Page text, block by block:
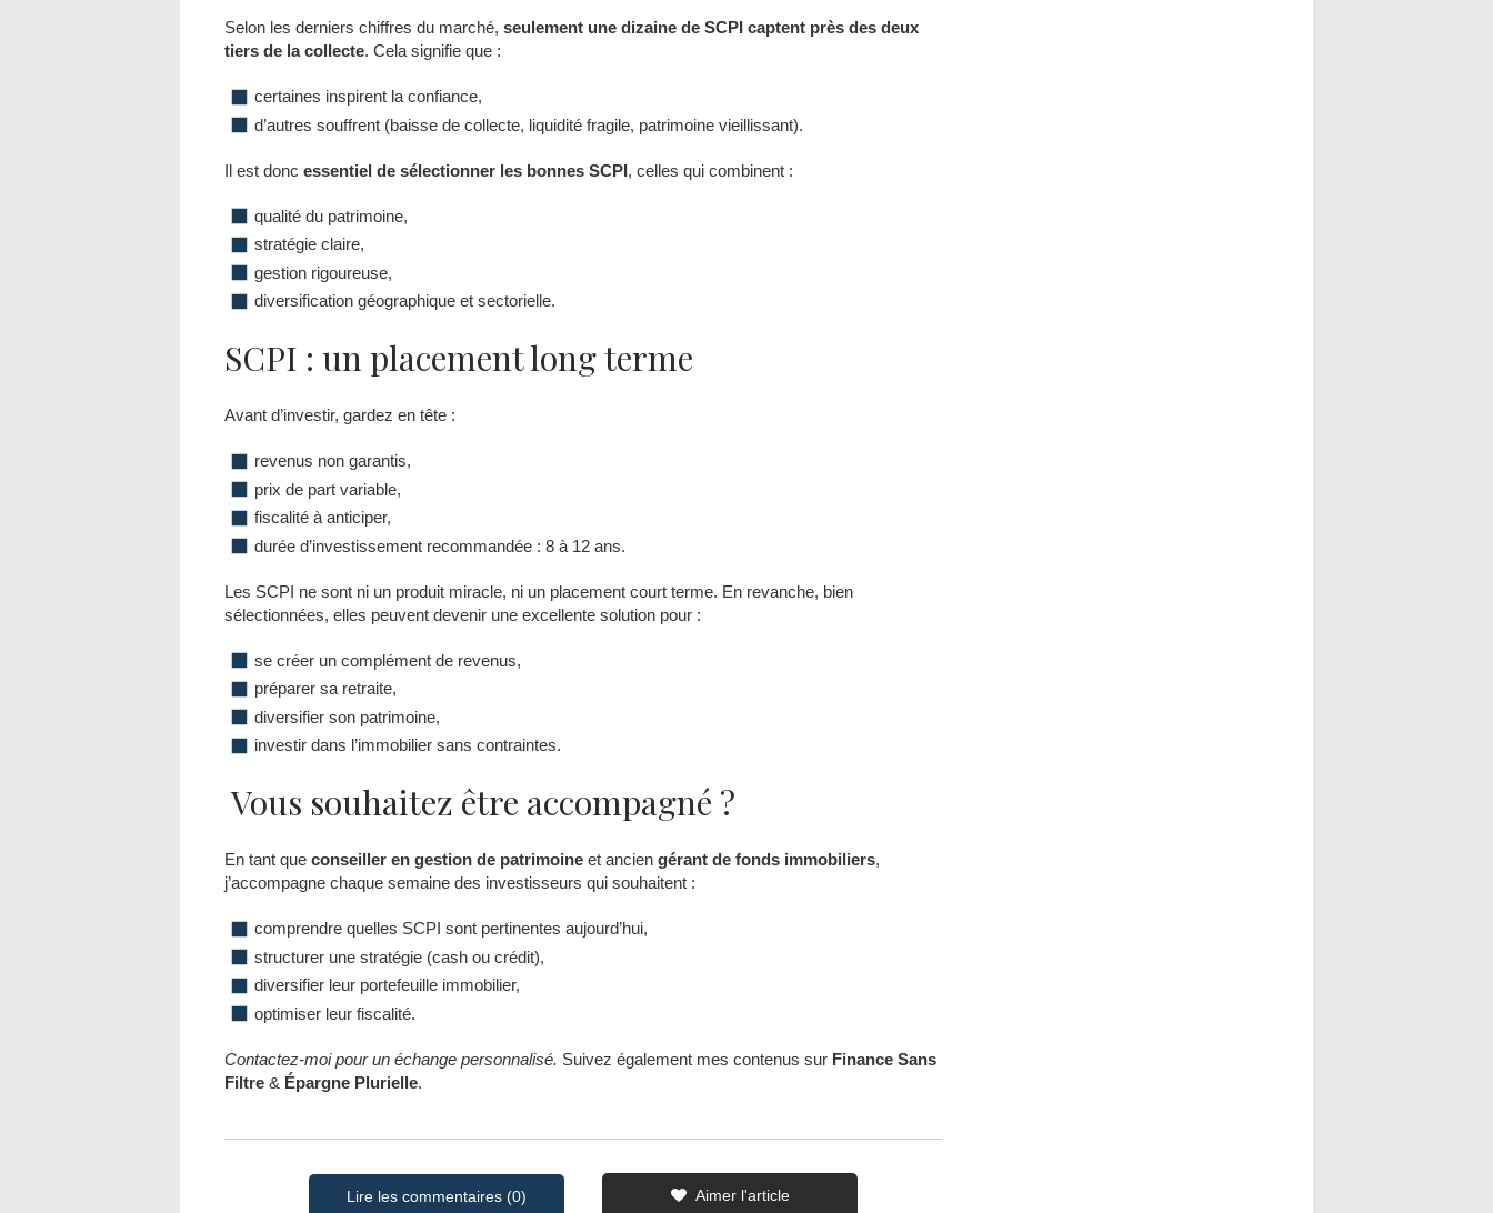
Selon les derniers chiffres du marché, seulement une dizaine de SCPI captent près des deux
tiers de la collecte. Cela signifie que :
certaines inspirent la confiance,
d’autres souffrent (baisse de collecte, liquidité fragile, patrimoine vieillissant).
Il est donc essentiel de sélectionner les bonnes SCPI, celles qui combinent :
qualité du patrimoine,
stratégie claire,
gestion rigoureuse,
diversification géographique et sectorielle.
SCPI : un placement long terme
Avant d’investir, gardez en tête :
revenus non garantis,
prix de part variable,
fiscalité à anticiper,
durée d’investissement recommandée : 8 à 12 ans.
Les SCPI ne sont ni un produit miracle, ni un placement court terme. En revanche, bien
sélectionnées, elles peuvent devenir une excellente solution pour :
se créer un complément de revenus,
préparer sa retraite,
diversifier son patrimoine,
investir dans l’immobilier sans contraintes.
️ Vous souhaitez être accompagné ?
En tant que conseiller en gestion de patrimoine et ancien gérant de fonds immobiliers,
j’accompagne chaque semaine des investisseurs qui souhaitent :
comprendre quelles SCPI sont pertinentes aujourd’hui,
structurer une stratégie (cash ou crédit),
diversifier leur portefeuille immobilier,
optimiser leur fiscalité.
Contactez-moi pour un échange personnalisé. Suivez également mes contenus sur Finance Sans
Filtre & Épargne Plurielle.
Lire les commentaires (0) Aimer l'article